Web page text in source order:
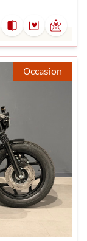
Occasion